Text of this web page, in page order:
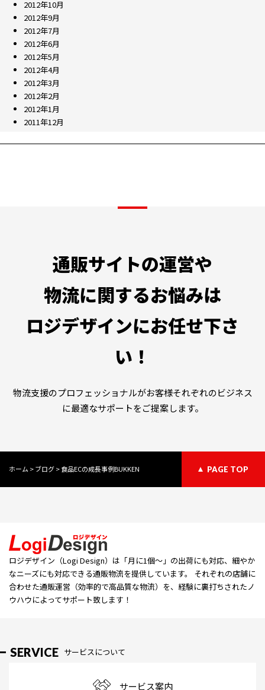
2012年10月
2012年9月
2012年7月
2012年6月
2012年5月
2012年4月
2012年3月
2012年2月
2012年1月
2011年12月
通販サイトの運営や
物流に関するお悩みは
ロジデザインにお任せ下さ
い！
物流支援のプロフェッショナルがお客様それぞれのビジネス
に最適なサポートをご提案します。
ホーム >ブログ>食品ECの成長事例BUKKEN PAGE TOP
ロジデザイン（Logi Design）は「⽉に1個〜」の出荷にも対応、細やか
なニーズにも対応できる通販物流を提供しています。 それぞれの店舗に
合わせた通販運営（効率的で高品質な物流）を、経験に裏打ちされたノ
ウハウによってサポート致します！
SERVICE サービスについて
サービス案内